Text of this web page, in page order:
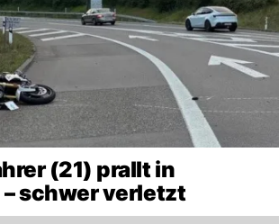
(21) prallt in
schwer verletzt